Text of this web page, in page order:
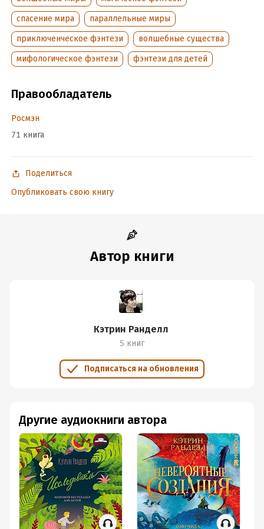
спасение мира
параллельные миры
приключенческое фэнтези
волшебные существа
мифологическое фэнтези
фэнтези для детей
Правообладатель
Росмэн
71 книга
Поделиться
Опубликовать свою книгу
Автор книги
Кэтрин Ранделл
5 книг
Подписаться на обновления
Другие аудиокниги автора